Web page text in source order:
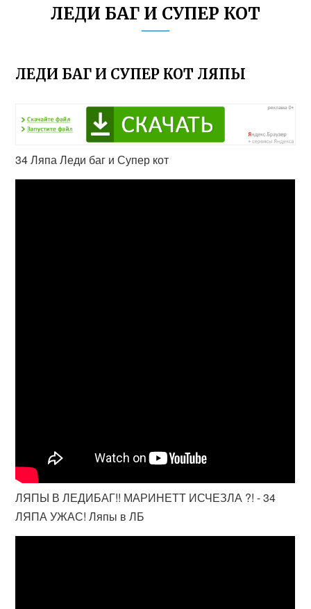
ЛЕДИ БАГ И СУПЕР КОТ
ЛЕДИ БАГ И СУПЕР КОТ ЛЯПЫ
34 Ляпа Леди баг и Супер кот
ЛЯПЫ В ЛЕДИБАГ!! МАРИНЕТТ ИСЧЕЗЛА ?! - 34
ЛЯПА УЖАС! Ляпы в ЛБ